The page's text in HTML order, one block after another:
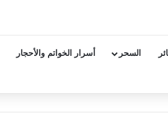
السحر أسرار الخواتم والأحجار